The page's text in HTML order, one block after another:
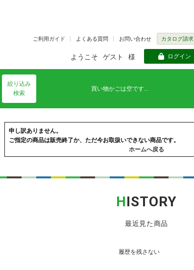
ご利用ガイド よくある質問 お問い合わせ カタログ請求
ようこそ ゲスト 様 ログイン
絞り込み
検索
買い物かごは空です...
申し訳ありません。
ご指定の商品は販売終了か、ただ今お取扱いできない商品です。
ホームへ戻る
HISTORY
最近見た商品
履歴を残さない